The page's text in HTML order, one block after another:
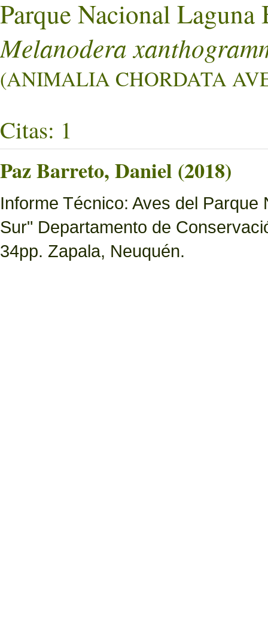
Parque Nacional Laguna
Melanodera
(ANIMALIA CHORDATA
Citas: 1
Paz Barreto, Daniel (2018)
Informe Técnico: Aves del
Sur" Departamento de
34pp. Zapala, Neuquén.